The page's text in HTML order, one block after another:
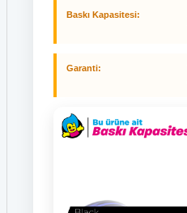
Baskı Kapasitesi:
Garanti: